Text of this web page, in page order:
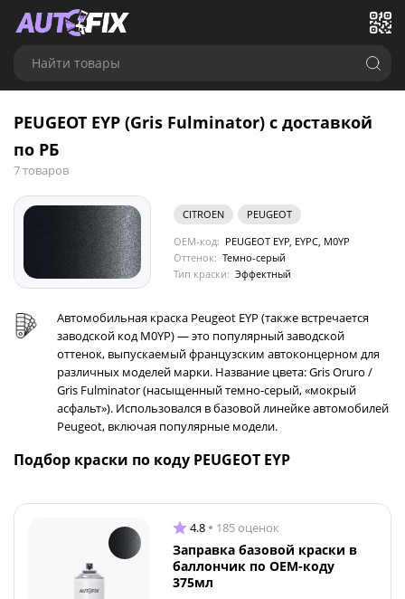
Найти товары
PEUGEOT EYP (Gris Fulminator) с доставкой
по РБ
7 товаров
CITROEN
PEUGEOT
OEM-код: PEUGEOT EYP, EYPC, M0YP
Оттенок: Темно-серый
Тип краски: Эффектный
Автомобильная краска Peugeot EYP (также встречается
заводской код M0YP) — это популярный заводской
оттенок, выпускаемый французским автоконцерном для
различных моделей марки. Название цвета: Gris Oruro /
Gris Fulminator (насыщенный темно-серый, «мокрый
асфальт»). Использовался в базовой линейке автомобилей
Peugeot, включая популярные модели.
Подбор краски по коду PEUGEOT EYP
4.8 185 оценок
Заправка базовой краски в
баллончик по OEM-коду
375мл